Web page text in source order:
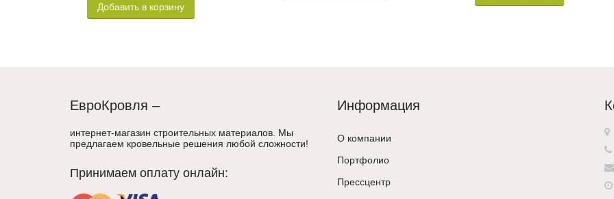
Добавить в корзину
ЕвроКровля –
интернет-магазин строительных материалов. Мы
предлагаем кровельные решения любой сложности!
Принимаем оплату онлайн:
Информация
О компании
Портфолио
Прессцентр